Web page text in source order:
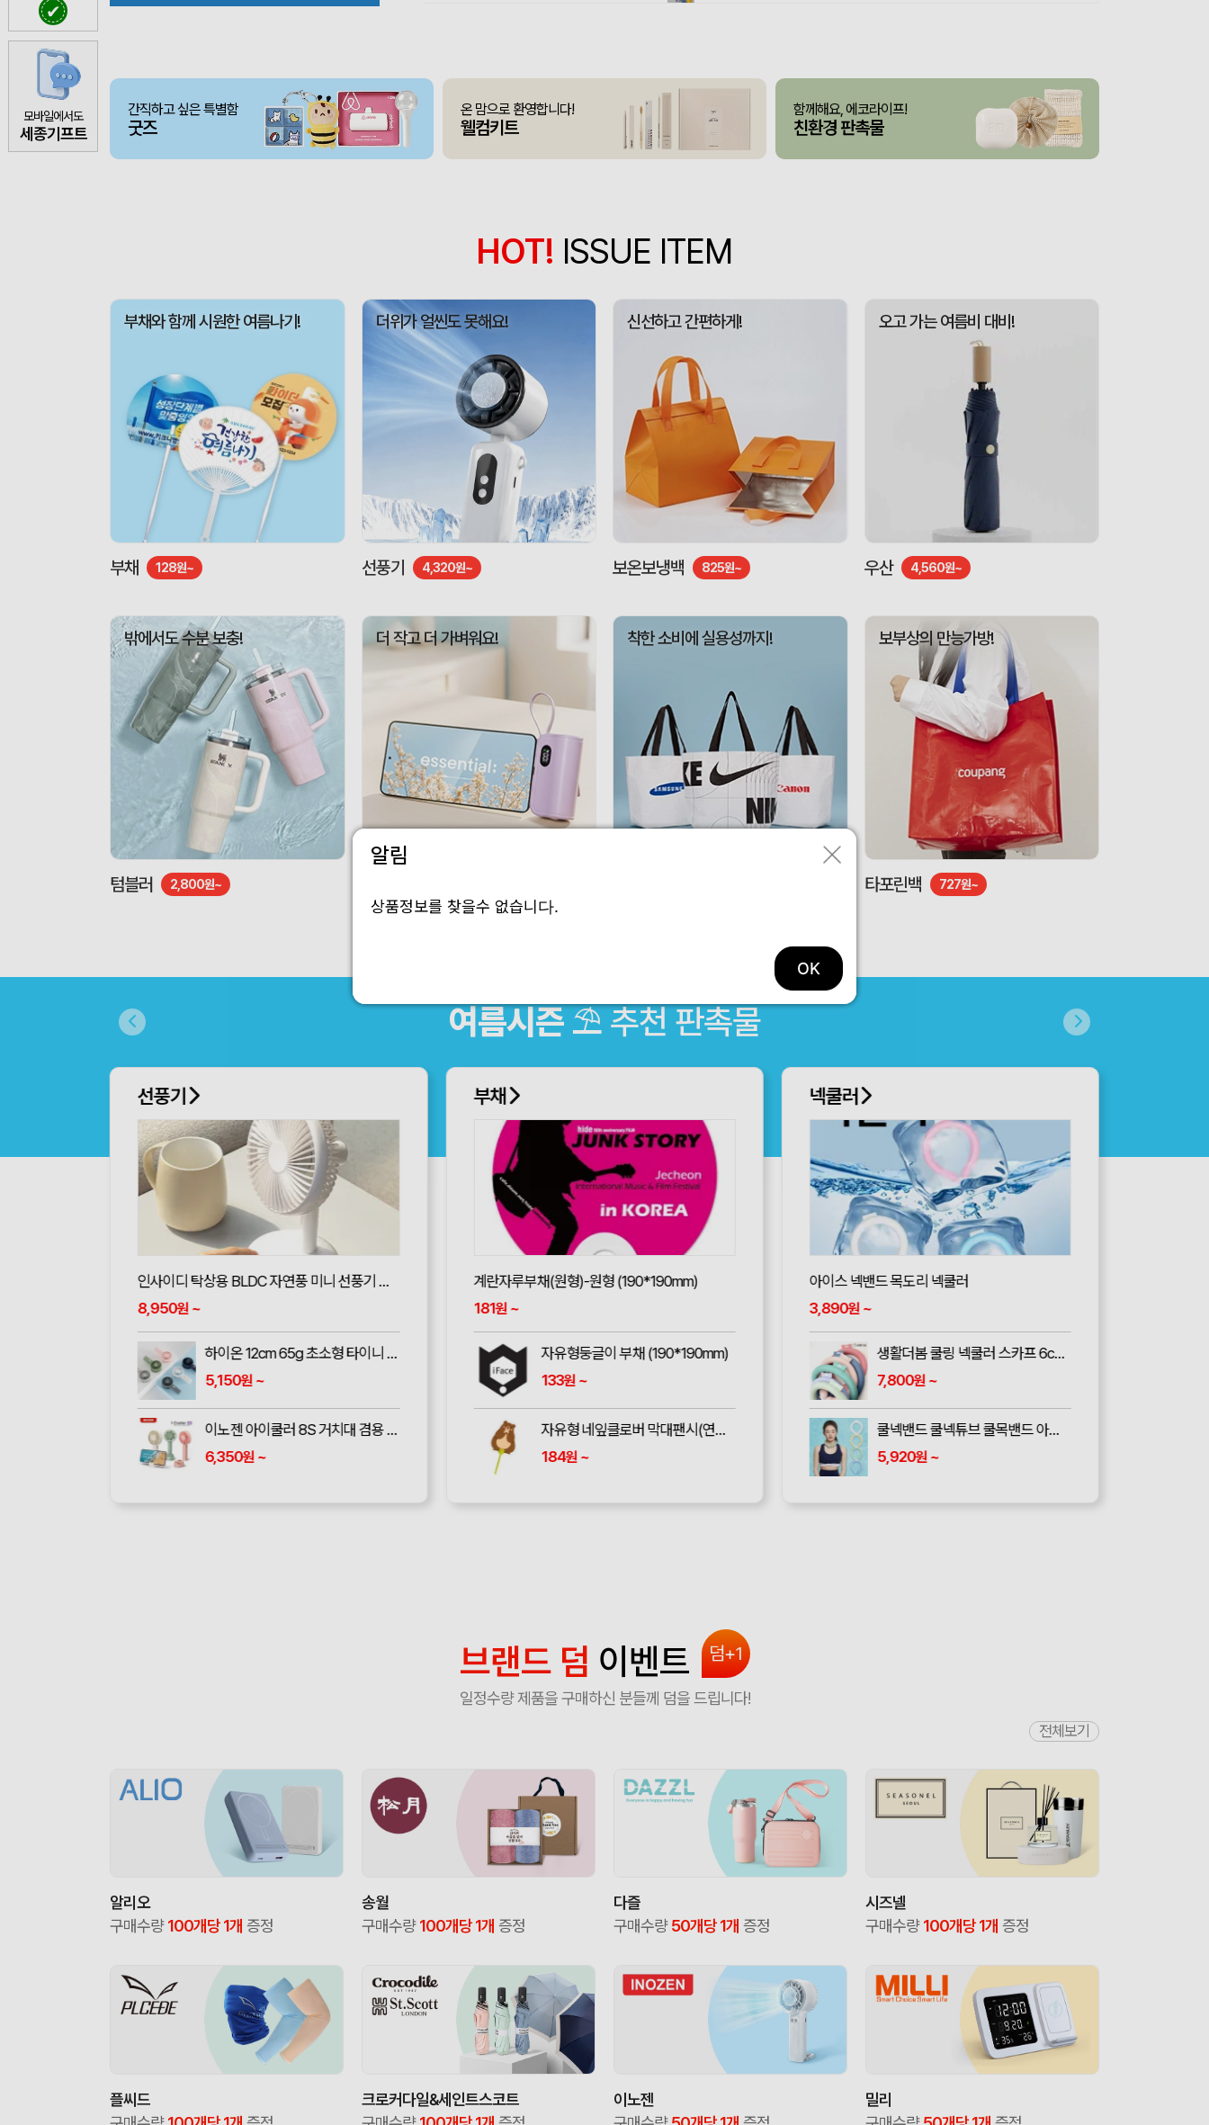
✔
모바일에서도
세종기프트
[26년 설]CJ 스마트초이스 L호 08-07
375347 접이식 장바구니 포켓가방 3종 1P 이하영 08-07
375346 담OO 200 [주문제작] 에코백 맞춤 제작 서비스 박명연 산출완료 08-07
노OO 1200 원형 로고긴팬시 (백색자루) 부채
375366 200 김보경 산출완료
375364
375363 이OO 상품제안(웰컴키트제작) 산출완료
375362 윤OO 350 산출완료
간직하고 싶은 특별함
굿즈
온 맘으로 환영합니다!
웰컴키트
함께해요, 에코라이프!
친환경 판촉물
HOT! ISSUE ITEM
부채와 함께 시원한 여름나기!
부채 128원~
더위가 얼씬도 못해요!
선풍기 4,320원~
신선하고 간편하게!
보온보냉백 825원~
오고 가는 여름비 대비!
우산 4,560원~
밖에서도 수분 보충!
텀블러 2,800원~
더 작고 더 가벼워요! 착한 소비에 실용성까지! 보부상의 만능가방!
타포린백 727원~
여름시즌⛱ 추천 판촉물
부채
계란자루부채(원형)-원형 (190*190mm)
181원~
자유형둥글이 부채 (190*190mm)
133원~
자유형 네잎클로버 막대팬시(연두) 부채 (190파이)
184원~
넥쿨러
아이스 넥밴드 목도리 넥쿨러
3,890원
생활더봄 쿨링 넥쿨러 스카프 6color
7,800 원
쿨넥밴드 쿨넥튜브 쿨목밴드 아이스 넥밴드 넥쿨러 아이스쿨링
5,920 원
쿨토시
쿨스카프 페이즐
771원~
투밴드 쿨토시
868원~
카이란 봉제 쿨토시 1세트 (지퍼백 포함)
550원~
브랜드 덤 이벤트 덤+1
일정수량 제품을 구매하신 분들께 덤을 드립니다!
전체보기
알리오
구매수량100개당 1개 증정
송월
구매수량100개당 1개 증정
다즐
구매수량50개당 1개 증정
시즈넬
구매수량100개당 1개 증정
플씨드
크로커다일&세인트스코트
이노젠
밀리
알림
상품정보를 찾을수 없습니다.
OK